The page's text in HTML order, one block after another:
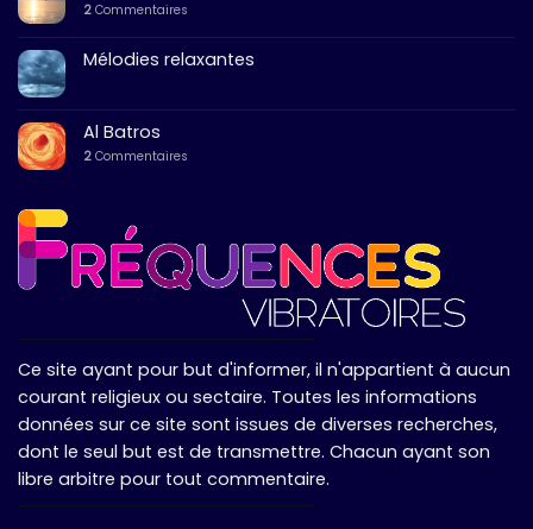
2 Commentaires
Mélodies relaxantes
Al Batros
2 Commentaires
Ce site ayant pour but d'informer, il n'appartient à aucun
courant religieux ou sectaire. Toutes les informations
données sur ce site sont issues de diverses recherches,
dont le seul but est de transmettre. Chacun ayant son
libre arbitre pour tout commentaire.